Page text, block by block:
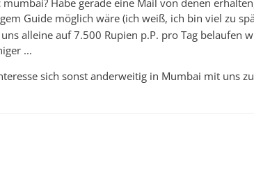
an und haben auch über das Anreisepaket von
Guide möglich wäre (ich weiß, ich bin viel zu
alleine auf 7.500 Rupien p.P. pro Tag belaufen
...
sich sonst anderweitig in Mumbai mit uns